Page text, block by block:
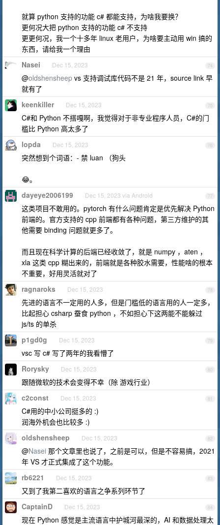
就算 python 支持的功能 c# 都能支持，为啥我要换？
更何况大把 python 支持的功能 c# 不支持
更更何况，我一个十多年 linux 老用户，为啥要主动用 win 搞的
东西，请给我一个理由
74
Nasei Dec 15, 2023
@oldshensheep vs 支持调试库代码不是 21 年，source link 早
就有了
75
keenkiller Dec 15, 2023
C#和 Python 不搭嘎啊，我觉得对于非专业程序人员，C#的门
槛比 Python 高太多了
76
lopda Dec 15, 2023
突然想到个词语：- 禁 luan （狗头
😂。
77
dayeye2006199 Dec 15, 2023 via Android
这类项目不敢用的。pytorch 有什么问题肯定是优先解决 Python
前端的。官方支持的 cpp 前端都有各种问题，第三方维护的其
他需要 binding 问题就更多了。
而且现在科学计算的后端已经收敛了，就是 numpy ，aten ，
xla 这类 cpp 糊出来的，前端就是各种胶水需要，性能啥的根本
不重要，好用灵活就对了
78
ragnaroks Dec 15, 2023
先进的语言不一定用的人多，但是门槛低的语言用的人一定多，
比起担心 csharp 蚕食 python ，不如担心下这两能不能躲过
js/ts 的单杀
79
p1gd0g Dec 15, 2023
vsc 写 c# 写了两年的我看懵了
80
Rorysky Dec 15, 2023
跟随微软的技术会变得不幸（除 游戏行业）
81
c2const Dec 15, 2023
C#用的中小公司挺多的 :)
润海外机会也比较多 :)
82
oldshensheep Dec 15, 2023
@Nasei 那个文章里也说了，之前是可以，但是不容易搞，2021
年 VS 才正式集成了这个功能。
83
rb6221 Dec 15, 2023
又到了我第二喜欢的语言之争系列环节了
84
CaptainD Dec 15, 2023
现在 Python 感觉是主流语言中护城河最深的，AI 和数据处理太